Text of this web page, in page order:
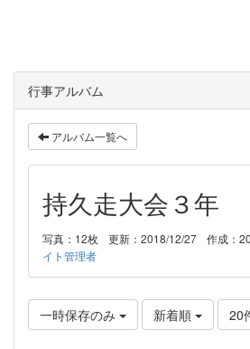
行事アルバム
アルバム一覧へ
持久走大会３年
写真：12枚 更新：2018/12/27 作成：
イト管理者
一時保存のみ 新着順 20